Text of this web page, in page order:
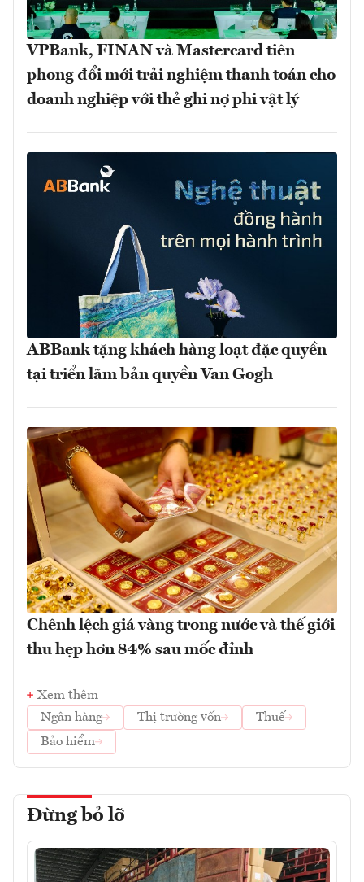
VPBank, FINAN và Mastercard tiên
phong đổi mới trải nghiệm thanh toán cho
doanh nghiệp với thẻ ghi nợ phi vật lý
ABBank tặng khách hàng loạt đặc quyền
tại triển lãm bản quyền Van Gogh
Chênh lệch giá vàng trong nước và thế giới
thu hẹp hơn 84% sau mốc đỉnh
Xem thêm
Ngân hàng
Thị trường vốn
Thuế
Bảo hiểm
Đừng bỏ lỡ